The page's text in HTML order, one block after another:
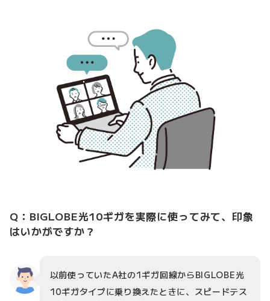
Q：BIGLOBE光10ギガを実際に使ってみて、印象
はいかがですか？
以前使っていたA社の1ギガ回線からBIGLOBE光
10ギガタイプに乗り換えたときに、スピードテス